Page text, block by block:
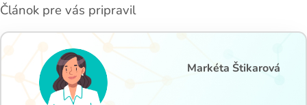
Článok pre vás pripravil
Markéta Štikarová